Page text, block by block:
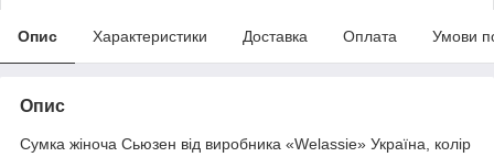
Опис Характеристики Доставка Оплата Умови
Опис
Сумка жіноча Сьюзен від виробника «Welassie» Україна, колір